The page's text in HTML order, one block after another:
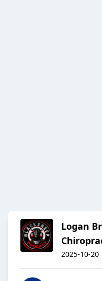
Logan
2025-10-20